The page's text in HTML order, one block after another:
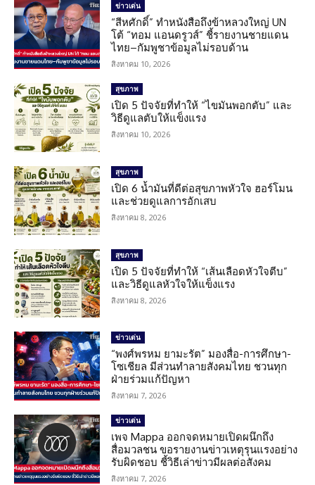
ข่าวเด่น
“สีหศักดิ์” ทำหนังสือถึงข้าหลวงใหญ่ UN
โต้ “ทอม แอนดรูวส์” ชี้รายงานชายแดน
ไทย–กัมพูชาข้อมูลไม่รอบด้าน
สิงหาคม 10, 2026
สุขภาพ
เปิด 5 ปัจจัยที่ทำให้ “ไขมันพอกตับ” และ
วิธีดูแลตับให้แข็งแรง
สิงหาคม 10, 2026
สุขภาพ
เปิด 6 น้ำมันที่ดีต่อสุขภาพหัวใจ ฮอร์โมน
และช่วยดูแลการอักเสบ
สิงหาคม 8, 2026
สุขภาพ
เปิด 5 ปัจจัยที่ทำให้ “เส้นเลือดหัวใจตีบ”
และวิธีดูแลหัวใจให้แข็งแรง
สิงหาคม 8, 2026
ข่าวเด่น
“พงศ์พรหม ยามะรัต” มองสื่อ-การศึกษา-
โซเชียล มีส่วนทำลายสังคมไทย ชวนทุก
ฝ่ายร่วมแก้ปัญหา
สิงหาคม 7, 2026
ข่าวเด่น
เพจ Mappa ออกจดหมายเปิดผนึกถึง
สื่อมวลชน ขอรายงานข่าวเหตุรุนแรงอย่าง
รับผิดชอบ ชี้วิธีเล่าข่าวมีผลต่อสังคม
สิงหาคม 7, 2026